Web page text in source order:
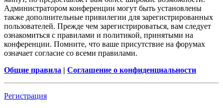
Администратором конференции могут быть установлены
также дополнительные привилегии для зарегистрированных
пользователей. Прежде чем зарегистрироваться, вам следует
ознакомиться с правилами и политикой, принятыми на
конференции. Помните, что ваше присутствие на форумах
означает согласие со всеми правилами.
Общие правила | Соглашение о конфиденциальности
Регистрация